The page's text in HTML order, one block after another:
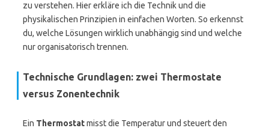
zu verstehen. Hier erkläre ich die Technik und die
physikalischen Prinzipien in einfachen Worten. So erkennst
du, welche Lösungen wirklich unabhängig sind und welche
nur organisatorisch trennen.
Technische Grundlagen: zwei Thermostate
versus Zonentechnik
Ein Thermostatmisst die Temperatur und steuert den